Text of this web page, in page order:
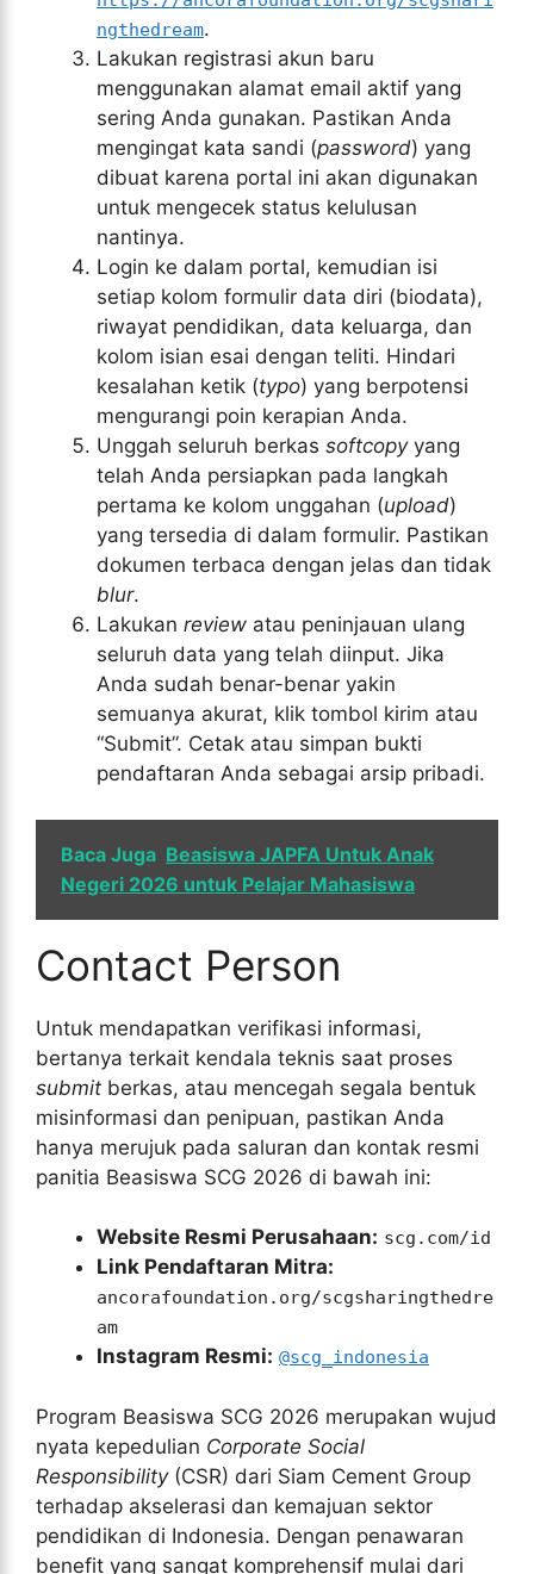
ngthedream.
Lakukan registrasi akun baru
menggunakan alamat email aktif yang
sering Anda gunakan. Pastikan Anda
mengingat kata sandi (password) yang
dibuat karena portal ini akan digunakan
untuk mengecek status kelulusan
nantinya.
Login ke dalam portal, kemudian isi
setiap kolom formulir data diri (biodata),
riwayat pendidikan, data keluarga, dan
kolom isian esai dengan teliti. Hindari
kesalahan ketik (typo) yang berpotensi
mengurangi poin kerapian Anda.
Unggah seluruh berkas softcopyyang
telah Anda persiapkan pada langkah
pertama ke kolom unggahan (upload)
yang tersedia di dalam formulir. Pastikan
dokumen terbaca dengan jelas dan tidak
blur.
Lakukan review atau peninjauan ulang
seluruh data yang telah diinput. Jika
Anda sudah benar-benar yakin
semuanya akurat, klik tombol kirim atau
“Submit”. Cetak atau simpan bukti
pendaftaran Anda sebagai arsip pribadi.
Baca Juga Beasiswa JAPFA Untuk Anak
Negeri 2026 untuk Pelajar Mahasiswa
Contact Person
Untuk mendapatkan verifikasi informasi,
bertanya terkait kendala teknis saat proses
submit berkas, atau mencegah segala bentuk
misinformasi dan penipuan, pastikan Anda
hanya merujuk pada saluran dan kontak resmi
panitia Beasiswa SCG 2026 di bawah ini:
Website Resmi Perusahaan: scg.com/id
Link Pendaftaran Mitra:
ancorafoundation.org/scgsharingthedre
am
Instagram Resmi: @scg_indonesia
Program Beasiswa SCG 2026 merupakan wujud
nyata kepedulian Corporate Social
Responsibility(CSR) dari Siam Cement Group
terhadap akselerasi dan kemajuan sektor
pendidikan di Indonesia. Dengan penawaran
benefit yang sangat komprehensif mulai dari